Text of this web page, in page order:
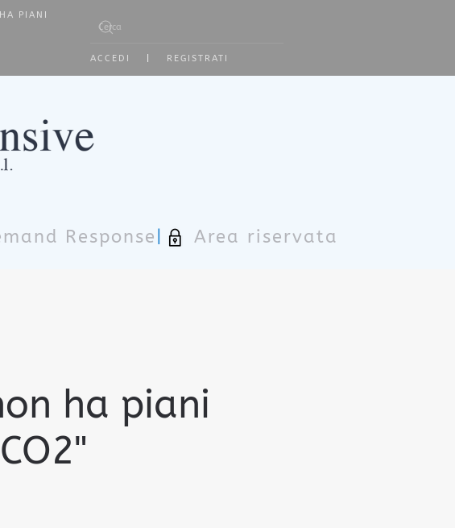
PIANI
ACCEDI
REGISTRATI
Response Area riservata
ha piani